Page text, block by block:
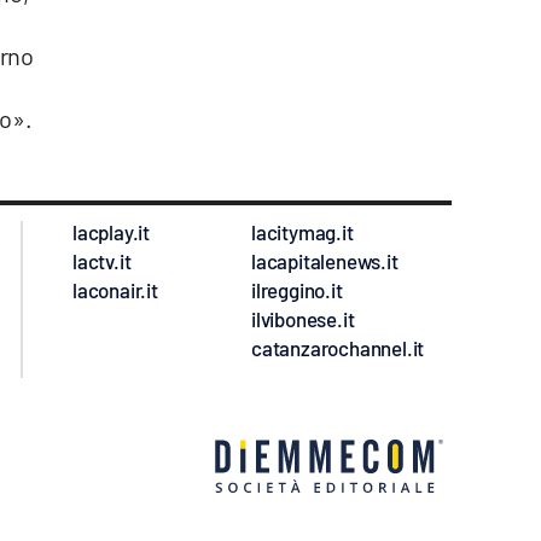
lacplay.it
lactv.it
laconair.it
lacitymag.it
lacapitalenews.it
ilreggino.it
ilvibonese.it
catanzarochannel.it